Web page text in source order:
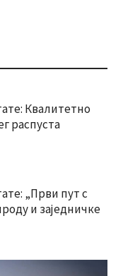
Квалитетно
распуста
„Први пут с
и заједничке